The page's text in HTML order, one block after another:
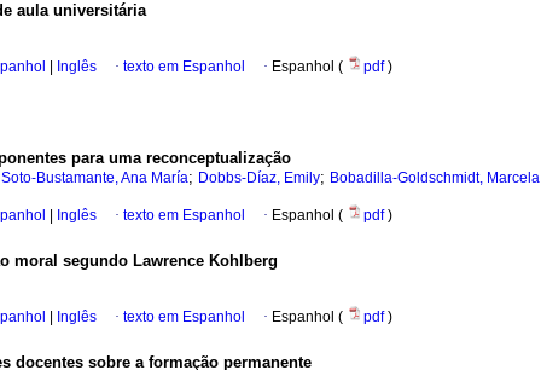
aula universitária
Inglês · texto em Espanhol · Espanhol ( pdf)
para uma reconceptualização
Soto-Bustamante, Ana María; Dobbs-Díaz, Emily; Bobadilla-Goldschmidt, Marcela
Inglês · texto em Espanhol · Espanhol ( pdf)
moral segundo Lawrence Kohlberg
Inglês · texto em Espanhol · Espanhol ( pdf)
docentes sobre a formação permanente